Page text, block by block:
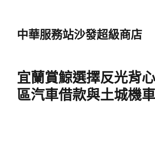
中華服務站沙發超級商店
宜蘭賞鯨選擇反光背
區汽車借款與土城機